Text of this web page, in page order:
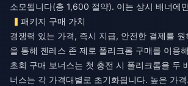
소모됩니다(총 1,600 절약). 이는 상시 배너에
패키지 구매 가치
경쟁력 있는 가격, 즉시 지급, 안전한 결제를
을 통해 젠레스 존 제로 폴리크롬 구매를 이용
초회 구매 보너스는 첫 충전 시 폴리크롬을 두
너스는 각 가격대별로 초기화됩니다. 높은 가